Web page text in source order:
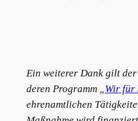
Ein weiterer Dank gilt
deren Programm „Wir für
ehrenamtlichen